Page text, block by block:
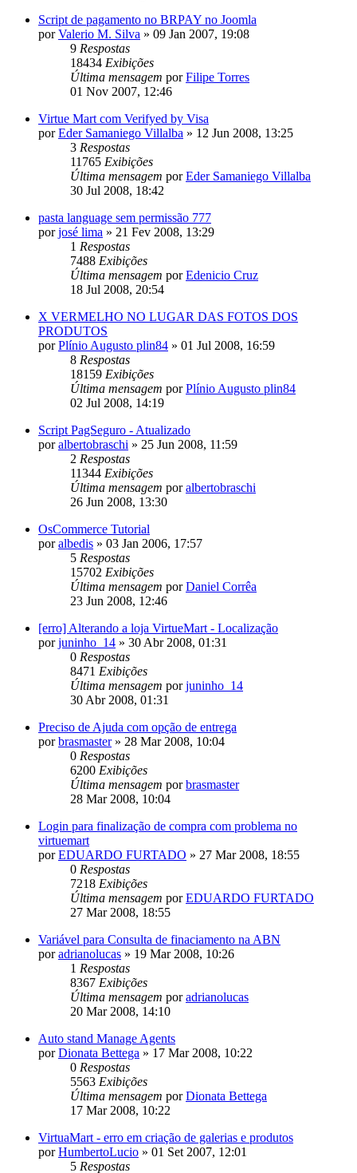
Script de pagamento no BRPAY no Joomla
porValerio M. Silva » 09 Jan 2007, 19:08
9 Respostas
18434 Exibições
Última mensagem porFilipe Torres
01 Nov 2007, 12:46
Virtue Mart com Verifyed by Visa
porEder Samaniego Villalba » 12 Jun 2008, 13:25
3 Respostas
11765 Exibições
Última mensagem porEder Samaniego Villalba
30 Jul 2008, 18:42
pasta language sem permissão 777
porjosé lima » 21 Fev 2008, 13:29
1 Respostas
7488 Exibições
Última mensagem porEdenicio Cruz
18 Jul 2008, 20:54
X VERMELHO NO LUGAR DAS FOTOS DOS
PRODUTOS
porPlínio Augusto plin84 » 01 Jul 2008, 16:59
8 Respostas
18159 Exibições
Última mensagem porPlínio Augusto plin84
02 Jul 2008, 14:19
Script PagSeguro - Atualizado
poralbertobraschi » 25 Jun 2008, 11:59
2 Respostas
11344 Exibições
Última mensagem poralbertobraschi
26 Jun 2008, 13:30
OsCommerce Tutorial
poralbedis » 03 Jan 2006, 17:57
5 Respostas
15702 Exibições
Última mensagem porDaniel Corrêa
23 Jun 2008, 12:46
[erro] Alterando a loja VirtueMart - Localização
porjuninho_14 » 30 Abr 2008, 01:31
0 Respostas
8471 Exibições
Última mensagem porjuninho_14
30 Abr 2008, 01:31
Preciso de Ajuda com opção de entrega
porbrasmaster» 28 Mar 2008, 10:04
0 Respostas
6200 Exibições
Última mensagem porbrasmaster
28 Mar 2008, 10:04
Login para finalização de compra com problema no
virtuemart
porEDUARDO FURTADO » 27 Mar 2008, 18:55
0 Respostas
7218 Exibições
Última mensagem porEDUARDO FURTADO
27 Mar 2008, 18:55
Variável para Consulta de finaciamento na ABN
poradrianolucas » 19 Mar 2008, 10:26
1 Respostas
8367 Exibições
Última mensagem poradrianolucas
20 Mar 2008, 14:10
Auto stand Manage Agents
porDionata Bettega » 17 Mar 2008, 10:22
0 Respostas
5563 Exibições
Última mensagem porDionata Bettega
17 Mar 2008, 10:22
VirtuaMart - erro em criação de galerias e produtos
porHumbertoLucio » 01 Set 2007, 12:01
5 Respostas